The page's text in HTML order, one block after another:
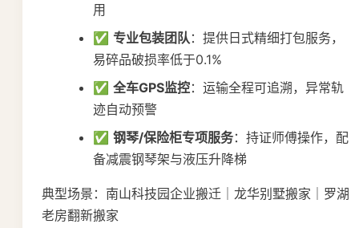
用
✅ 专业包装团队 ：提供日式精细打包服务，
易碎品破损率低于0.1%
✅ 全车GPS监控：运输全程可追溯，异常轨
迹自动预警
✅ 钢琴/保险柜专项服务：持证师傅操作，配
备减震钢琴架与液压升降梯
典型场景：南山科技园企业搬迁｜龙华别墅搬家｜罗湖
老房翻新搬家